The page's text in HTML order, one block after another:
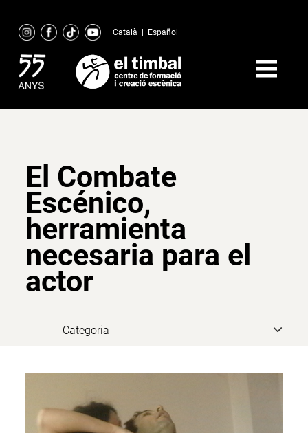
content
Català Español
El Combate
Escénico,
herramienta
necesaria para el
actor